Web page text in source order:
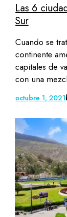
Las 6
Sur
Cuando se
continente
capitales de
con una
octubre 1, 2021